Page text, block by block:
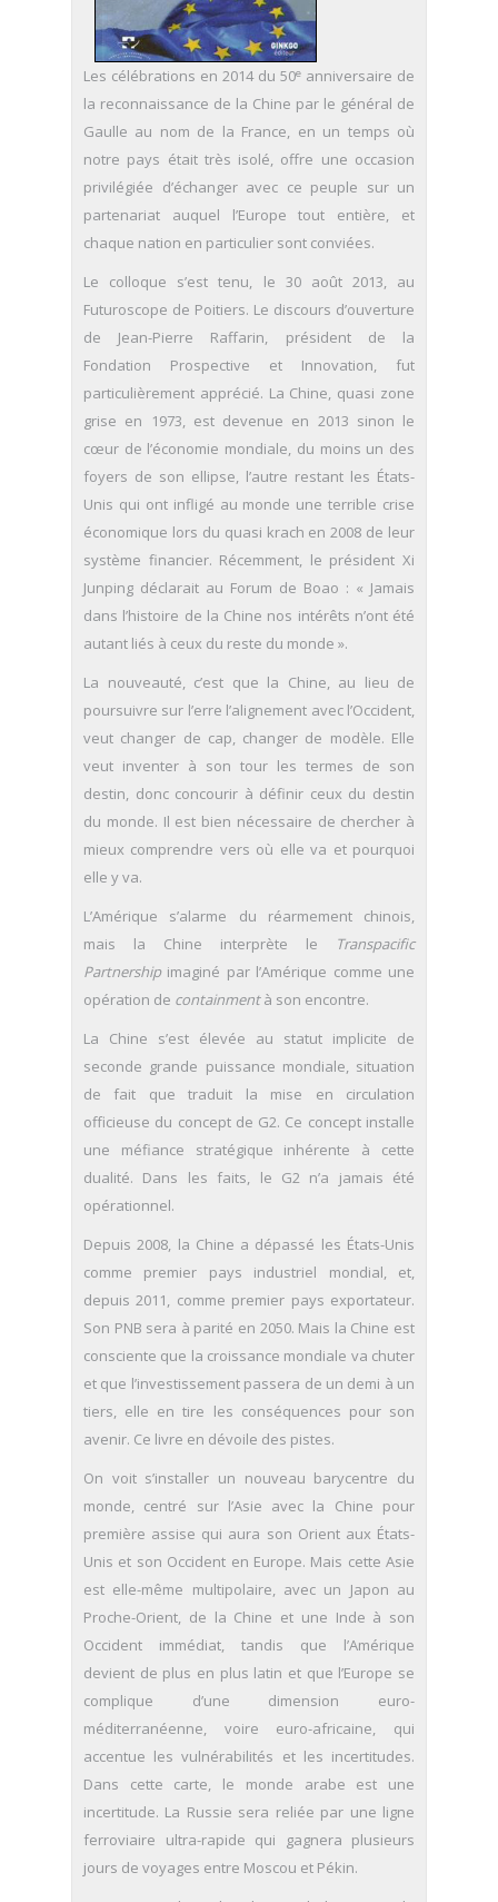
Les célébrations en 2014 du 50e anniversaire de
la reconnaissance de la Chine par le général de
Gaulle au nom de la France, en un temps où
notre pays était très isolé, offre une occasion
privilégiée d’échanger avec ce peuple sur un
partenariat auquel l’Europe tout entière, et
chaque nation en particulier sont conviées.
Le colloque s’est tenu, le 30 août 2013, au
Futuroscope de Poitiers. Le discours d’ouverture
de Jean-Pierre Raffarin, président de la
Fondation Prospective et Innovation, fut
particulièrement apprécié. La Chine, quasi zone
grise en 1973, est devenue en 2013 sinon le
cœur de l’économie mondiale, du moins un des
foyers de son ellipse, l’autre restant les États-
Unis qui ont infligé au monde une terrible crise
économique lors du quasi krach en 2008 de leur
système financier. Récemment, le président Xi
Junping déclarait au Forum de Boao : « Jamais
dans l’histoire de la Chine nos intérêts n’ont été
autant liés à ceux du reste du monde ».
La nouveauté, c’est que la Chine, au lieu de
poursuivre sur l’erre l’alignement avec l’Occident,
veut changer de cap, changer de modèle. Elle
veut inventer à son tour les termes de son
destin, donc concourir à définir ceux du destin
du monde. Il est bien nécessaire de chercher à
mieux comprendre vers où elle va et pourquoi
elle y va.
L’Amérique s’alarme du réarmement chinois,
mais la Chine interprète le
Transpacific
Partnershipimaginé par l’Amérique comme une
opération de containmentà son encontre.
La Chine s’est élevée au statut implicite de
seconde grande puissance mondiale, situation
de fait que traduit la mise en circulation
officieuse du concept de G2. Ce concept installe
une méfiance stratégique inhérente à cette
dualité. Dans les faits, le G2 n’a jamais été
opérationnel.
Depuis 2008, la Chine a dépassé les États-Unis
comme premier pays industriel mondial, et,
depuis 2011, comme premier pays exportateur.
Son PNB sera à parité en 2050. Mais la Chine est
consciente que la croissance mondiale va chuter
et que l’investissement passera de un demi à un
tiers, elle en tire les conséquences pour son
avenir. Ce livre en dévoile des pistes.
On voit s’installer un nouveau barycentre du
monde, centré sur l’Asie avec la Chine pour
première assise qui aura son Orient aux États-
Unis et son Occident en Europe. Mais cette Asie
est elle-même multipolaire, avec un Japon au
Proche-Orient, de la Chine et une Inde à son
Occident immédiat, tandis que l’Amérique
devient de plus en plus latin et que l’Europe se
complique d’une dimension euro-
méditerranéenne, voire euro-africaine, qui
accentue les vulnérabilités et les incertitudes.
Dans cette carte, le monde arabe est une
incertitude. La Russie sera reliée par une ligne
ferroviaire ultra-rapide qui gagnera plusieurs
jours de voyages entre Moscou et Pékin.